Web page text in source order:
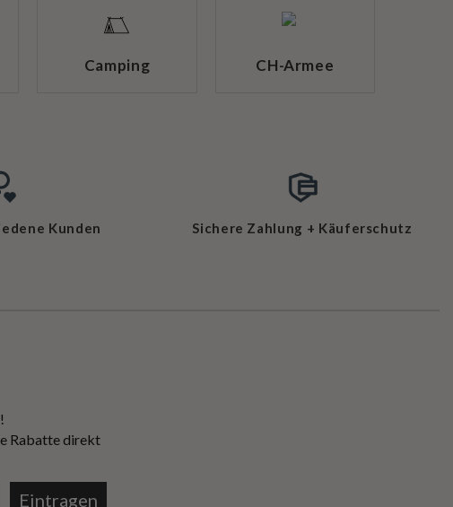
Camping CH-Armee
Kunden Sichere Zahlung + Käuferschutz
Rabatte direkt
Eintragen